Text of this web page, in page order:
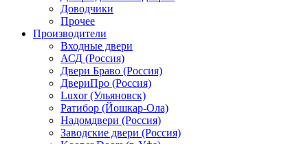
Доводчики
Прочее
Производители
Входные двери
АСД (Россия)
Двери Браво (Россия)
ДвериПро (Россия)
Luxor (Ульяновск)
Ратибор (Йошкар-Ола)
Надомдвери (Россия)
Заводские двери (Россия)